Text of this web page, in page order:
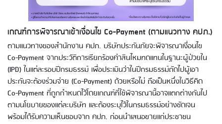
เกณฑ์การพิจารณาเข้าเงื่อนไข Co-Payment (ตามแนวทาง คปภ.)
ตามแนวทางของสำนักงาน คปภ. บริษัทประกันภัยจะพิจารณาเงื่อนไข
Co-Payment จากประวัติการเรียกร้องค่าสินไหมทดแทนในฐานะผู้ป่วยใน
(IPD) ในแต่ละรอบปีกรมธรรม์ เพื่อประเมินว่าในปีกรมธรรม์ถัดไปผู้เอา
ประกันจะต้องร่วมจ่าย (Co-Payment) ด้วยหรือไม่ ถือเป็นหนึ่งในวิธีคิด
Co-Payment ที่ถูกกำหนดไว้โดยเกณฑ์ที่ใช้พิจารณานี้อาจแตกต่างกันไป
ตามนโยบายของแต่ละบริษัท และต้องระบุไว้ในกรมธรรม์อย่างชัดเจน
พร้อมได้รับความเห็นชอบจาก คปภ. ก่อนนำเสนอขายแก่ประชาชน